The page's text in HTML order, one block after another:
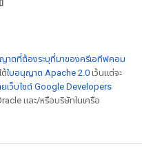
าตที่ต้องระบุที่มาของครีเอทีฟคอม
ใบอนุญาต Apache 2.0 เว้นแต่จะ
ยเว็บไซต์ Google Developers
และ/หรือบริษัทในเครือ